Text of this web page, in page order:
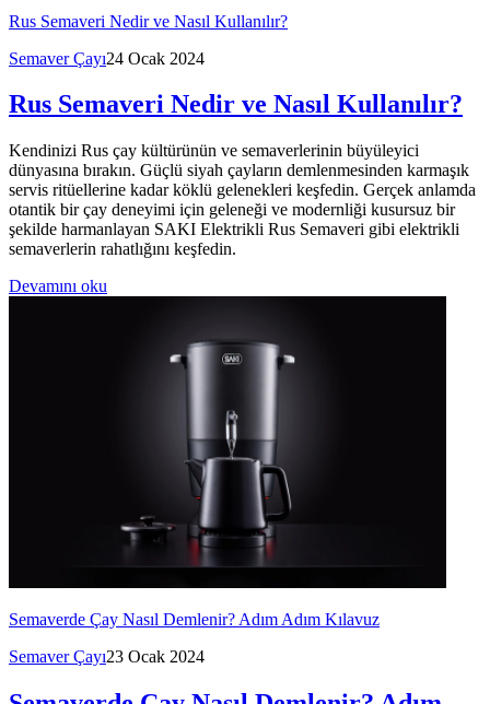
Rus Semaveri Nedir ve Nasıl Kullanılır?
Semaver Çayı24 Ocak 2024
Rus Semaveri Nedir ve Nasıl Kullanılır?
Kendinizi Rus çay kültürünün ve semaverlerinin büyüleyici
dünyasına bırakın. Güçlü siyah çayların demlenmesinden karmaşık
servis ritüellerine kadar köklü gelenekleri keşfedin. Gerçek anlamda
otantik bir çay deneyimi için geleneği ve modernliği kusursuz bir
şekilde harmanlayan SAKI Elektrikli Rus Semaveri gibi elektrikli
semaverlerin rahatlığını keşfedin.
Devamını oku
Semaverde Çay Nasıl Demlenir? Adım Adım Kılavuz
Semaver Çayı23 Ocak 2024